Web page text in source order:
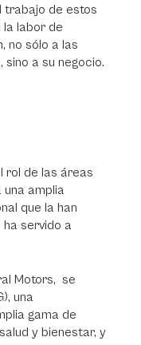
trabajo de estos
labor de
no sólo a las
a su negocio.
rol de las áreas
amplia
que la han
servido a
Motors, se
una
gama de
y bienestar, y